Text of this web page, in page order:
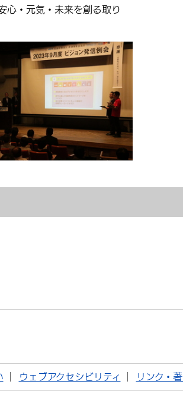
心・元気・未来を創る取り
ウェブアクセシビリティ リンク・